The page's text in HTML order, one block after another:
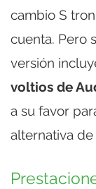
cambio S
cuenta. Pero
versión
voltios de
a su favor
alternativa de